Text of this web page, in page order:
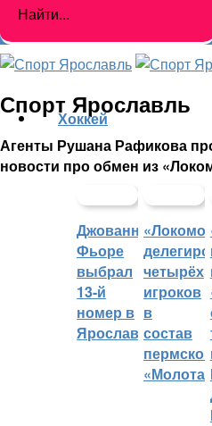
Спорт Ярославль
Агенты Рушана Рафикова
новости про обмен из
Хоккей
Джованни
Фьоре
выбрал
13-й
номер в
Ярославле
четырёх
игроков
в
состав
«Молота»